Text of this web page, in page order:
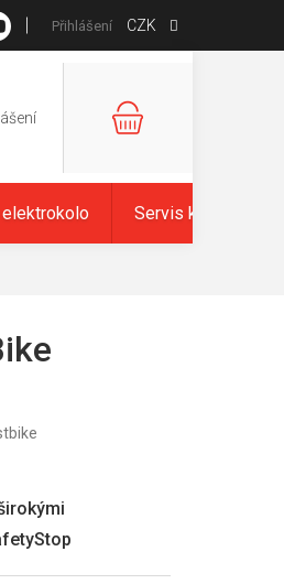
CZK
Přihlášení
NÁKUPNÍ
elektrokolo Servis kol